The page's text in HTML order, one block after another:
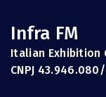
Infra FM
Italian Exhibition
CNPJ